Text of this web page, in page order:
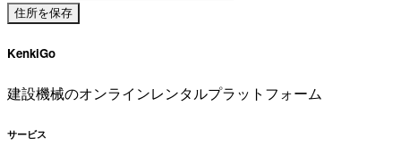
KenkiGo
建設機械のオンラインレンタルプラットフォーム
サービス